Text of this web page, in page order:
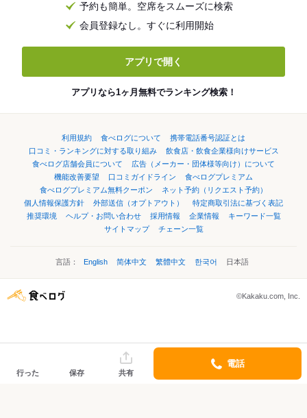
予約も簡単。空席をスムーズに検索
会員登録なし。すぐに利用開始
アプリで開く
アプリなら1ヶ月無料でランキング検索！
利用規約 食べログについて
携帯電話番号認証とは
口コミ・ランキングに対する取り組み
飲食店・飲食企業様向けサービス
食べログ店舗会員について
広告（メーカー・団体様等向け）について
機能改善要望
口コミガイドライン
食べログプレミアム
食べログプレミアム無料クーポン
ネット予約（リクエスト予約）
個人情報保護方針
外部送信（オプトアウト）
特定商取引法に基づく表記
推奨環境
ヘルプ・お問い合わせ 採用情報 企業情報
キーワード一覧
サイトマップ
チェーン一覧
言語： English 简体中文 繁體中文 한국어 日本語
©Kakaku.com, Inc.
行った 保存 共有
電話